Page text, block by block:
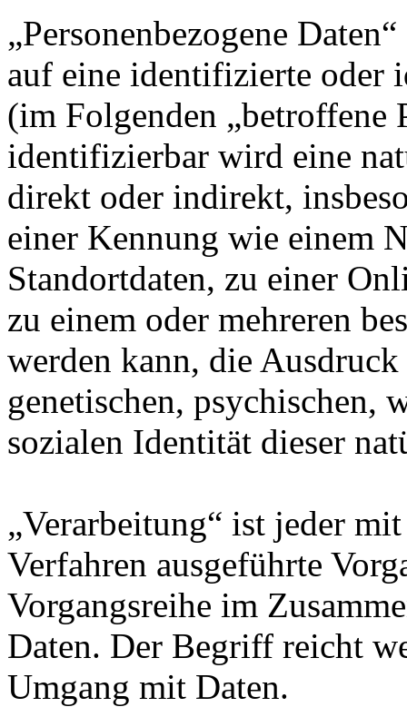
„Personenbezogene
auf eine identifizierte oder
(im Folgenden „betroffene
identifizierbar wird eine
direkt oder indirekt,
einer Kennung wie einem
Standortdaten, zu einer
zu einem oder mehreren
werden kann, die
genetischen, psychischen,
sozialen Identität dieser
„Verarbeitung“ ist jeder
Verfahren ausgeführte
Vorgangsreihe im
Daten. Der Begriff reicht
Umgang mit Daten.